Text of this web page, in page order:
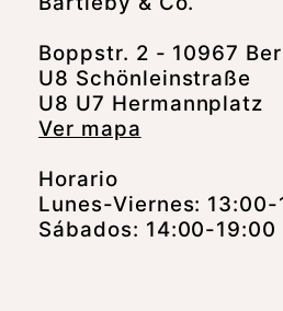
Boppstr. 2 - 10967
U8 Schönleinstraße
U8 U7 Hermannplatz
Ver mapa
Horario
Lunes-Viernes: 13:00-
Sábados: 14:00-19:00